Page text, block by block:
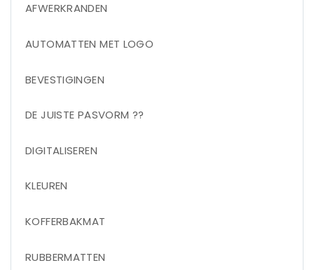
AFWERKRANDEN
AUTOMATTEN MET LOGO
BEVESTIGINGEN
DE JUISTE PASVORM ??
DIGITALISEREN
KLEUREN
KOFFERBAKMAT
RUBBERMATTEN